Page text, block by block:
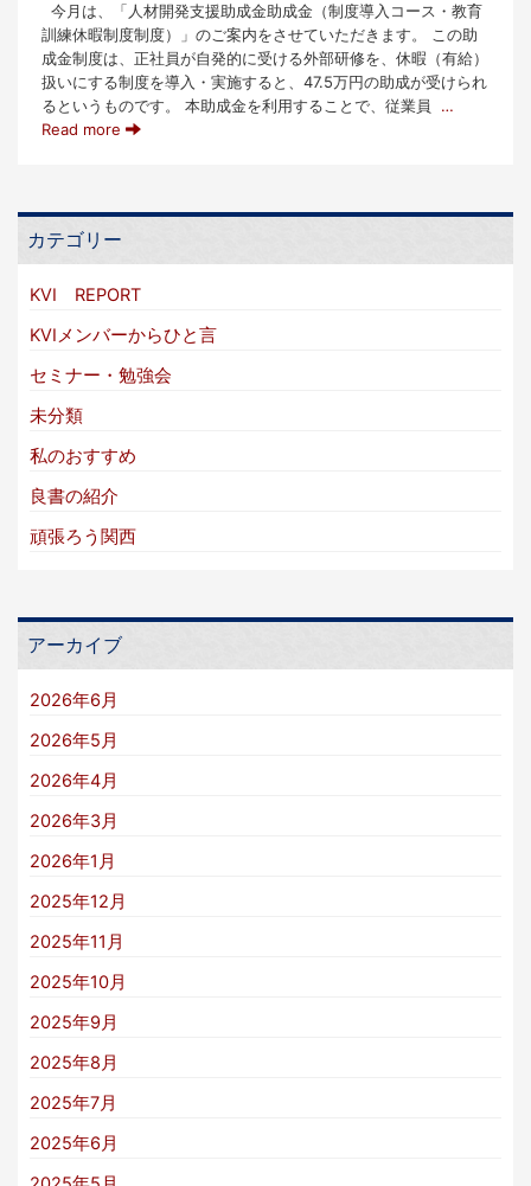
今月は、「人材開発支援助成金助成金（制度導入コース・教育
訓練休暇制度制度）」のご案内をさせていただきます。 この助
成金制度は、正社員が自発的に受ける外部研修を、休暇（有給）
扱いにする制度を導入・実施すると、47.5万円の助成が受けられ
るというものです。 本助成金を利用することで、従業員 …
Read more
カテゴリー
KVI REPORT
KVIメンバーからひと言
セミナー・勉強会
未分類
私のおすすめ
良書の紹介
頑張ろう関西
アーカイブ
2026年6月
2026年5月
2026年4月
2026年3月
2026年1月
2025年12月
2025年11月
2025年10月
2025年9月
2025年8月
2025年7月
2025年6月